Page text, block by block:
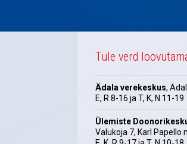
Tule verd
Ädala verekeskus,
E, R 8-16 ja T, K, N 11-19
Ülemiste
Valukoja 7, Karl Papello